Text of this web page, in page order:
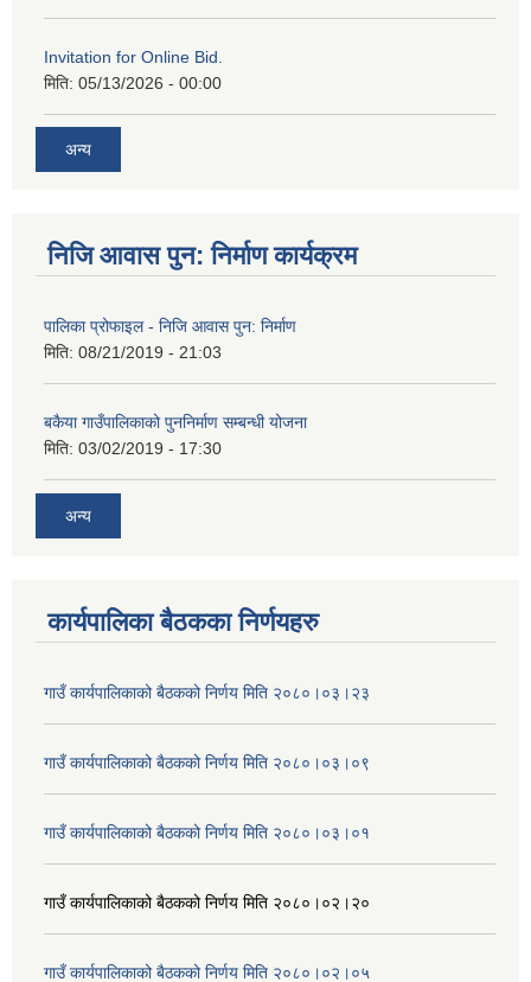
Invitation for Online Bid.
मिति: 05/13/2026 - 00:00
अन्य
निजि आवास पुन: निर्माण कार्यक्रम
पालिका प्रोफाइल - निजि आवास पुन: निर्माण
मिति: 08/21/2019 - 21:03
बकैया गाउँपालिकाको पुननिर्माण सम्बन्धी योजना
मिति: 03/02/2019 - 17:30
अन्य
कार्यपालिका बैठकका निर्णयहरु
गाउँ कार्यपालिकाको बैठकको निर्णय मिति २०८०।०३।२३
गाउँ कार्यपालिकाको बैठकको निर्णय मिति २०८०।०३।०९
गाउँ कार्यपालिकाको बैठकको निर्णय मिति २०८०।०३।०१
गाउँ कार्यपालिकाको बैठकको निर्णय मिति २०८०।०२।२०
गाउँ कार्यपालिकाको बैठकको निर्णय मिति २०८०।०२।०५